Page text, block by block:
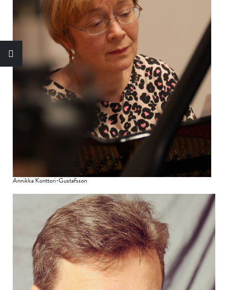
Annikka Konttori-Gustafsson